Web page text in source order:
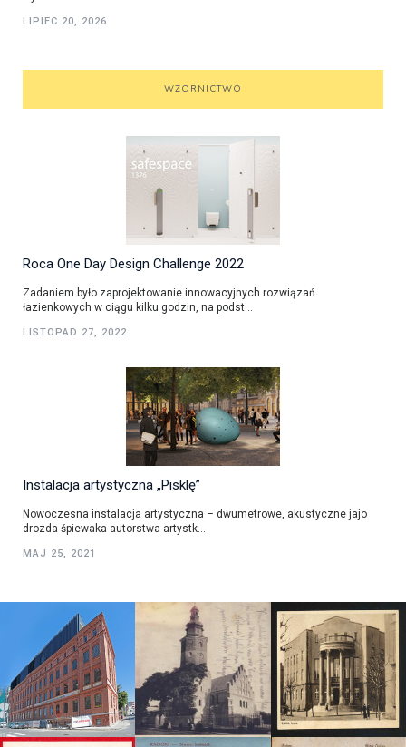
LIPIEC 20, 2026
WZORNICTWO
Roca One Day Design Challenge 2022
Zadaniem było zaprojektowanie innowacyjnych rozwiązań
łazienkowych w ciągu kilku godzin, na podst...
LISTOPAD 27, 2022
Instalacja artystyczna „Pisklę”
Nowoczesna instalacja artystyczna – dwumetrowe, akustyczne jajo
drozda śpiewaka autorstwa artystk...
MAJ 25, 2021